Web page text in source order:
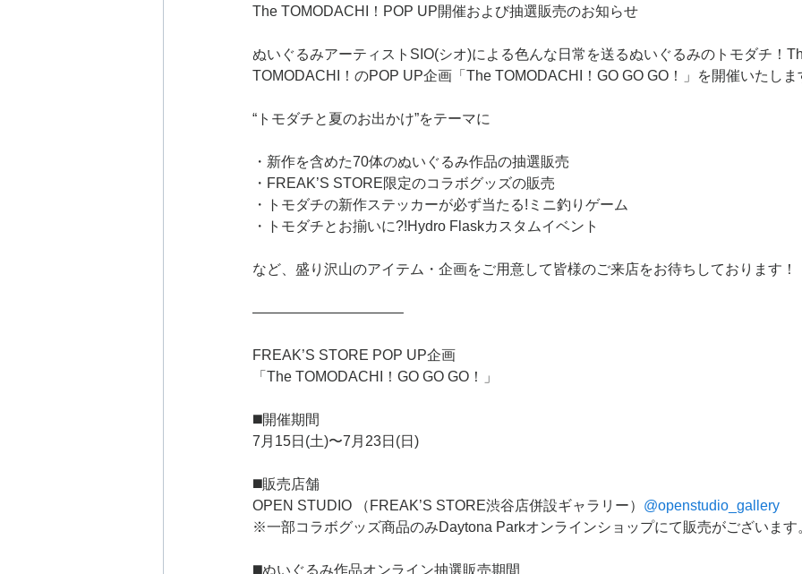
The TOMODACHI！POP UP開催および抽選販売のお知らせ
ぬいぐるみアーティストSIO(シオ)による色んな日常を送るぬいぐるみのトモダチ！
TOMODACHI！のPOP UP企画「The TOMODACHI！GO GO GO！」を開催いたしま
“トモダチと夏のお出かけ”をテーマに
・新作を含めた70体のぬいぐるみ作品の抽選販売
・FREAK’S STORE限定のコラボグッズの販売
・トモダチの新作ステッカーが必ず当たる!ミニ釣りゲーム
・トモダチとお揃いに?!Hydro Flaskカスタムイベント
など、盛り沢山のアイテム・企画をご用意して皆様のご来店をお待ちしております！
——————————–
FREAK’S STORE POP UP企画
「The TOMODACHI！GO GO GO！」
◼️開催期間
7月15日(土)〜7月23日(日)
◼️販売店舗
OPEN STUDIO （FREAK’S STORE渋谷店併設ギャラリー） @openstudio_gallery
※一部コラボグッズ商品のみDaytona Parkオンラインショップにて販売がございます
◼️ぬいぐるみ作品オンライン抽選販売期間